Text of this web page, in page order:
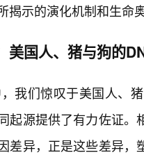
揭示的演化机制和生命
美国人、猪与狗的
我们惊叹于美国人、
起源提供了有力佐证
差异，正是这些差异